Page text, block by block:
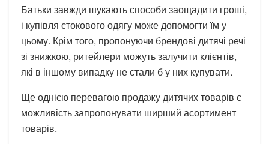
Батьки завжди шукають способи заощадити гроші,
і купівля стокового одягу може допомогти їм у
цьому. Крім того, пропонуючи брендові дитячі речі
зі знижкою, ритейлери можуть залучити клієнтів,
які в іншому випадку не стали б у них купувати.
Ще однією перевагою продажу дитячих товарів є
можливість запропонувати ширший асортимент
товарів.